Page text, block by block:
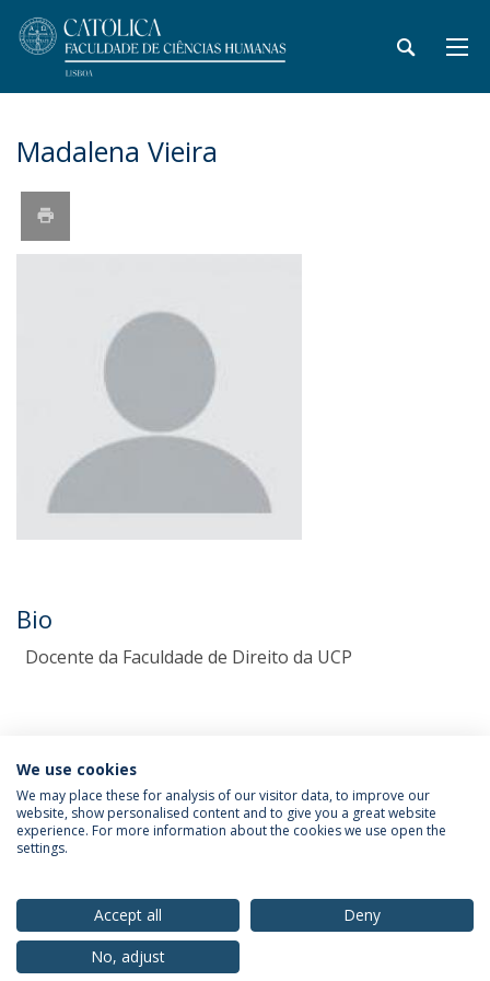
Madalena Vieira
Bio
Docente da Faculdade de Direito da UCP
Política de Privacidade
Termos & Condições
© 2026 Universidade Católica Portuguesa
We use cookies
We may place these for analysis of our visitor data, to improve our
website, show personalised content and to give you a great website
experience. For more information about the cookies we use open the
settings.
Accept all
Deny
No, adjust